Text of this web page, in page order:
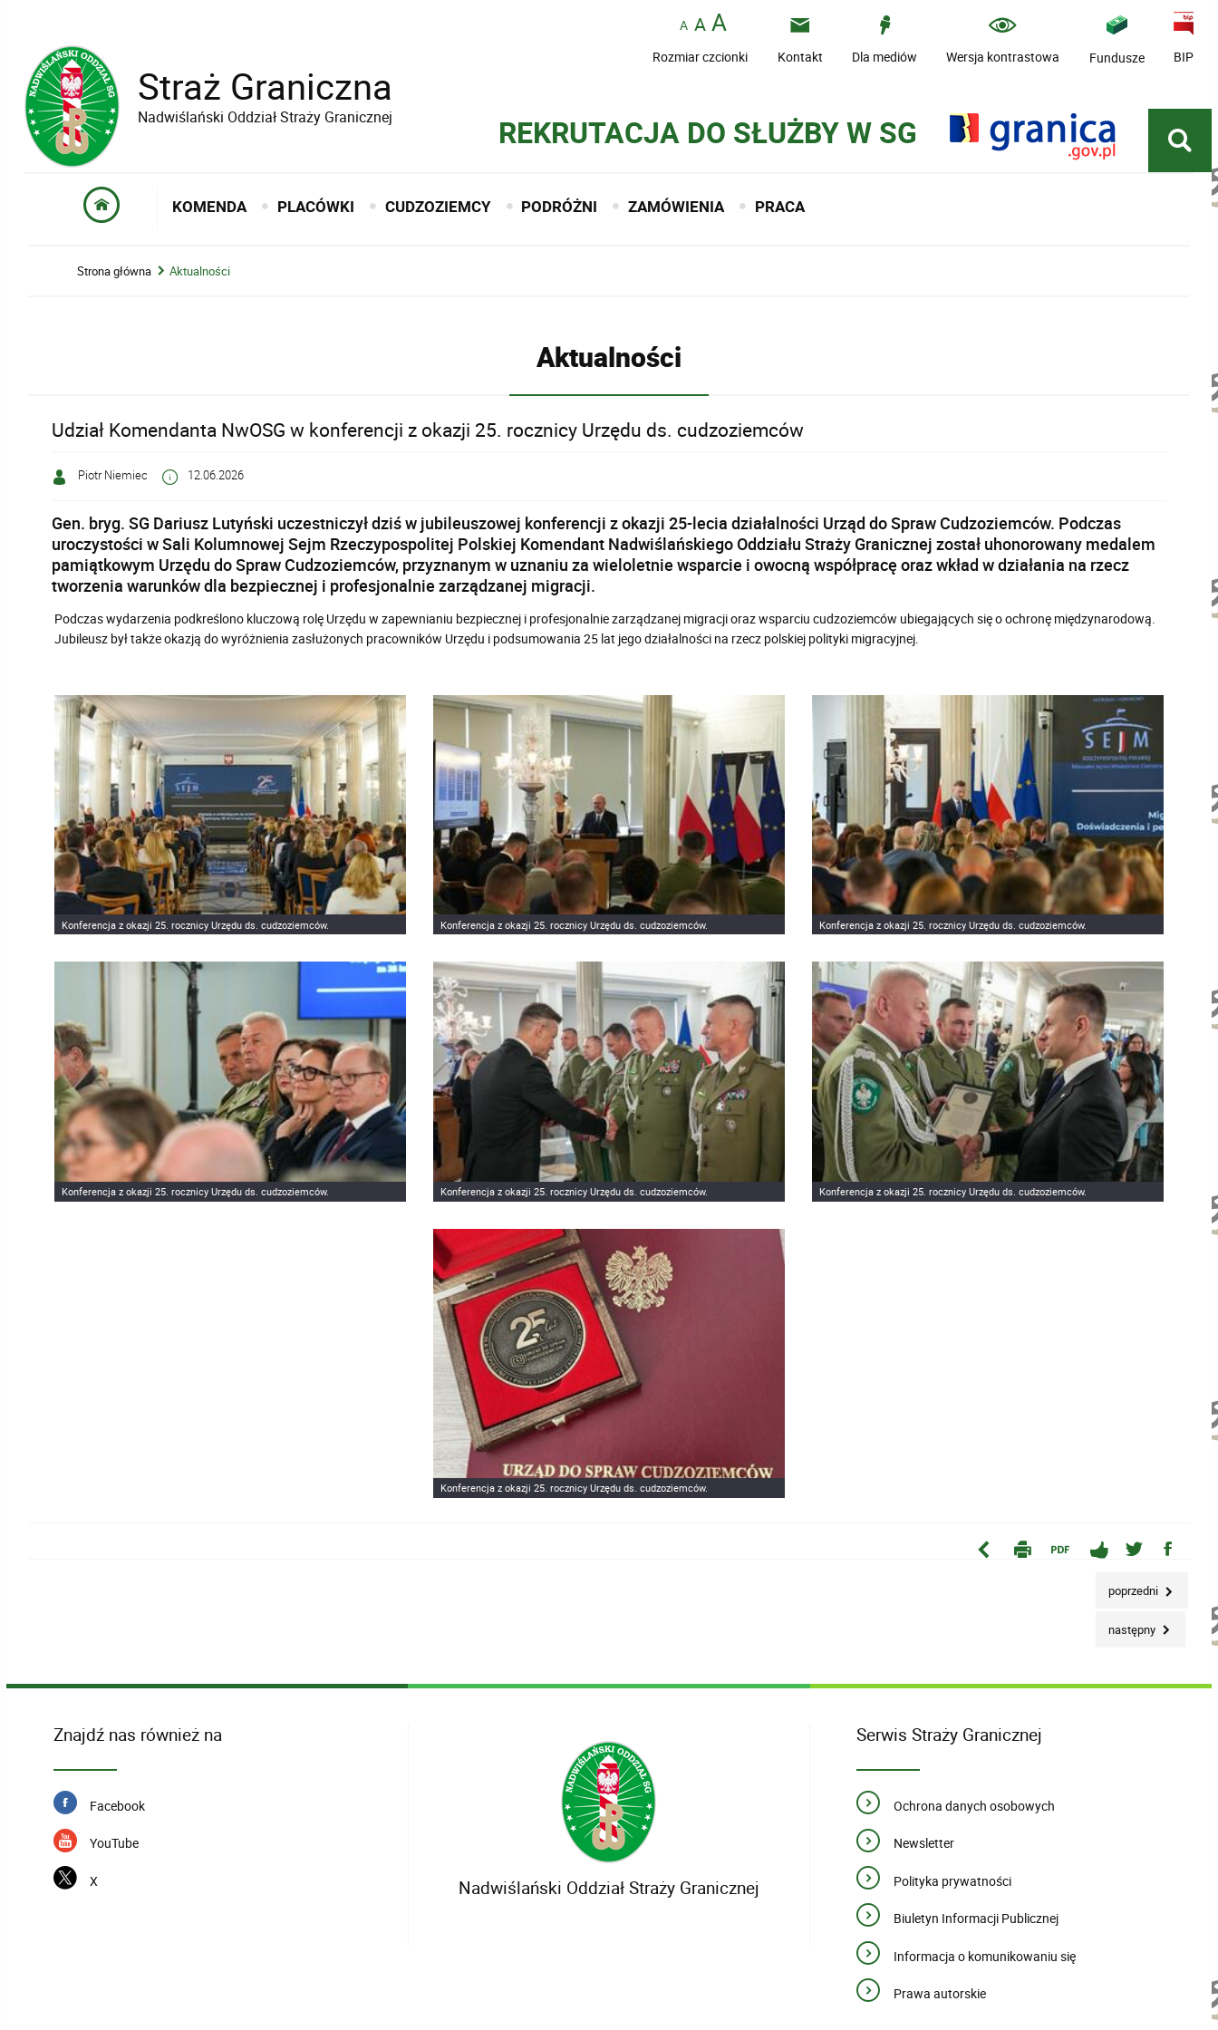
Straż Graniczna
Nadwiślański Oddział Straży Granicznej
Rozmiar czcionki Kontakt Dla mediów Wersja kontrastowa Fundusze BIP
REKRUTACJA DO SŁUŻBY W SG
KOMENDA PLACÓWKI CUDZOZIEMCY PODRÓŻNI ZAMÓWIENIA PRACA
Strona główna Aktualności
Aktualności
Udział Komendanta NwOSG w konferencji z okazji 25. rocznicy Urzędu ds. cudzoziemców
Piotr Niemiec 12.06.2026
Gen. bryg. SG Dariusz Lutyński uczestniczył dziś w jubileuszowej konferencji z okazji 25-lecia działalności Urząd do Spraw Cudzoziemców. Podczas
uroczystości w Sali Kolumnowej Sejm Rzeczypospolitej Polskiej Komendant Nadwiślańskiego Oddziału Straży Granicznej został uhonorowany medalem
pamiątkowym Urzędu do Spraw Cudzoziemców, przyznanym w uznaniu za wieloletnie wsparcie i owocną współpracę oraz wkład w działania na rzecz
tworzenia warunków dla bezpiecznej i profesjonalnie zarządzanej migracji.
Podczas wydarzenia podkreślono kluczową rolę Urzędu w zapewnianiu bezpiecznej i profesjonalnie zarządzanej migracji oraz wsparciu cudzoziemców ubiegających się o ochronę międzynarodową.
Jubileusz był także okazją do wyróżnienia zasłużonych pracowników Urzędu i podsumowania 25 lat jego działalności na rzecz polskiej polityki migracyjnej.
Konferencja z okazji 25. rocznicy Urzędu ds. cudzoziemców. Konferencja z okazji 25. rocznicy Urzędu ds. cudzoziemców. Konferencja z okazji 25. rocznicy Urzędu ds. cudzoziemców.
Konferencja z okazji 25. rocznicy Urzędu ds. cudzoziemców. Konferencja z okazji 25. rocznicy Urzędu ds. cudzoziemców. Konferencja z okazji 25. rocznicy Urzędu ds. cudzoziemców.
Konferencja z okazji 25. rocznicy Urzędu ds. cudzoziemców.
poprzedni
następny
Znajdź nas również na
Facebook
YouTube
X Nadwiślański Oddział Straży Granicznej
Serwis Straży Granicznej
Ochrona danych osobowych
Newsletter
Polityka prywatności
Biuletyn Informacji Publicznej
Informacja o komunikowaniu się
Prawa autorskie